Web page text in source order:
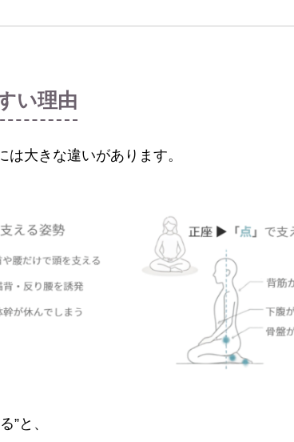
い理由
大きな違いがあります。
”と、